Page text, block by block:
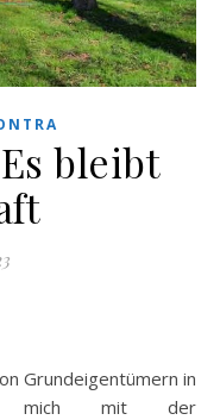
bleibt
mich mit der